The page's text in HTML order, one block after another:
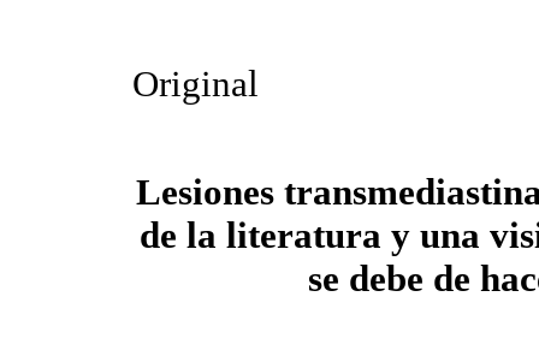
Original
Lesiones
de la literatura y una
se debe de